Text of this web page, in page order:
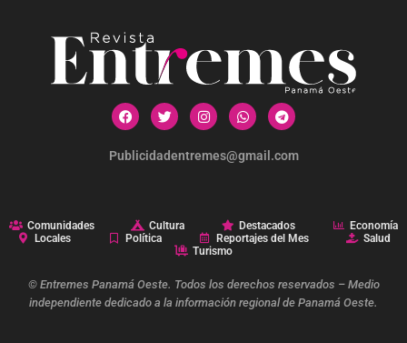
Publicidadentremes@gmail.com
Comunidades Cultura Destacados
Economía
Locales
Política Reportajes del Mes
Salud
Turismo
© Entremes Panamá Oeste. Todos los derechos reservados – Medio
independiente dedicado a la información regional de Panamá Oeste.